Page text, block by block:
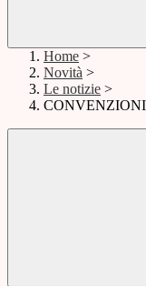
Home >
Novità >
Le notizie >